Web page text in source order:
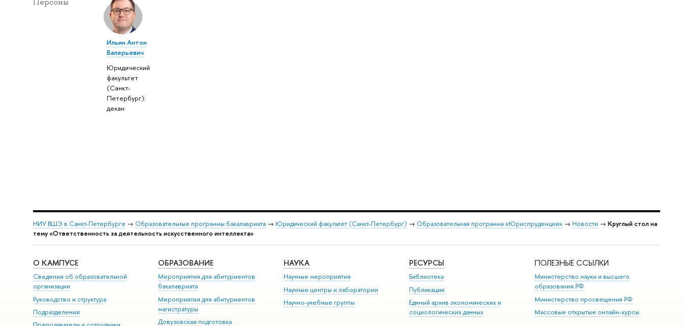
Ильин Антон
Валерьевич
Юридический
факультет
(Санкт-
Петербург):
декан
НИУ ВШЭ в Санкт-Петербурге → Образовательные программы бакалавриата→ Юридический факультет (Санкт-Петербург) → Образовательная программа «Юриспруденция» → Новости → Круглый стол на
тему «Ответственность за деятельность искусственного интеллекта»
О КАМПУСЕ
Сведения об образовательной
организации
Руководство и структура
Подразделения
ОБРАЗОВАНИЕ
Мероприятия для абитуриентов
бакалавриата
Мероприятия для абитуриентов
магистратуры
Довузовская подготовка
НАУКА
Научные мероприятия
Научные центры и лаборатории
Научно-учебные группы
РЕСУРСЫ
Библиотека
Публикации
Единый архив экономических и
социологических данных
ПОЛЕЗНЫЕ ССЫЛКИ
Министерство науки и высшего
образования РФ
Министерство просвещения РФ
Массовые открытые онлайн-курсы